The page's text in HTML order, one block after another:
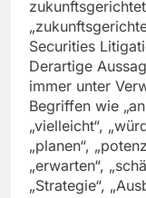
Securities
Derartige
immer unter
Begriffen wie
„vielleicht“,
„planen“,
„erwarten“,
„Strategie“,